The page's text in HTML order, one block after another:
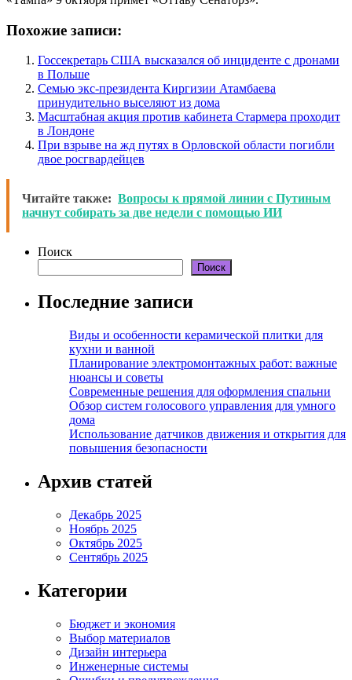
Похожие записи:
Госсекретарь США высказался об инциденте с дронами
в Польше
Семью экс-президента Киргизии Атамбаева
принудительно выселяют из дома
Масштабная акция против кабинета Стармера проходит
в Лондоне
При взрыве на жд путях в Орловской области погибли
двое росгвардейцев
Читайте также: Вопросы к прямой линии с Путиным
начнут собирать за две недели с помощью ИИ
Поиск
Поиск
Последние записи
Виды и особенности керамической плитки для
кухни и ванной
Планирование электромонтажных работ: важные
нюансы и советы
Современные решения для оформления спальни
Обзор систем голосового управления для умного
дома
Использование датчиков движения и открытия для
повышения безопасности
Архив статей
Декабрь 2025
Ноябрь 2025
Октябрь 2025
Сентябрь 2025
Категории
Бюджет и экономия
Выбор материалов
Дизайн интерьера
Инженерные системы